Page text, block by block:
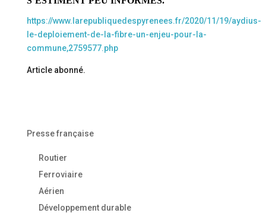
https://www.larepubliquedespyrenees.fr/2020/11/19/aydius-
le-deploiement-de-la-fibre-un-enjeu-pour-la-
commune,2759577.php
Article abonné.
Presse française
Routier
Ferroviaire
Aérien
Développement durable